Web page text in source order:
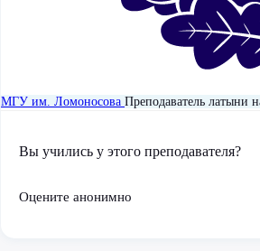
МГУ им. Ломоносова Преподаватель латыни
Вы учились у этого преподавателя?
Оцените анонимно